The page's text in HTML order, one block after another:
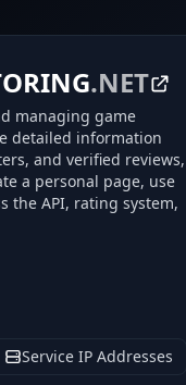
.NET
managing game
detailed information
and verified reviews,
a personal page, use
the API, rating system,
Service IP Addresses